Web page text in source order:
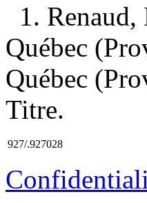
1.
Québec
Québec
Titre.
927/.927028